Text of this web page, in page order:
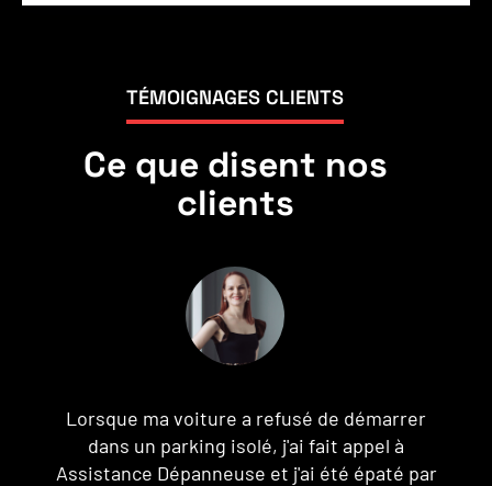
TÉMOIGNAGES CLIENTS
Ce que disent nos
clients
Je ne peux pas dire assez de bien de
Assistance Dépannage. En me retrouvant en
panne sur une route fréquentée, j'étais assez